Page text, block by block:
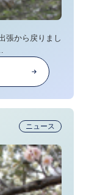
ニュース